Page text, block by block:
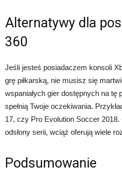
Alternatywy dla
360
Jeśli jesteś posiadaczem konsoli
grę piłkarską, nie musisz się
wspaniałych gier dostępnych na tę
spełnią Twoje oczekiwania.
17, czy Pro Evolution Soccer
odsłony serii, wciąż oferują wiele
Podsumowanie